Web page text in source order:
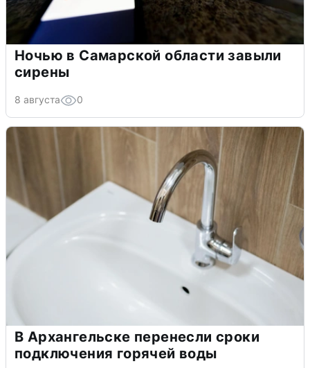
Ночью в Самарской области завыли
сирены
8 августа 0
В Архангельске перенесли сроки
подключения горячей воды